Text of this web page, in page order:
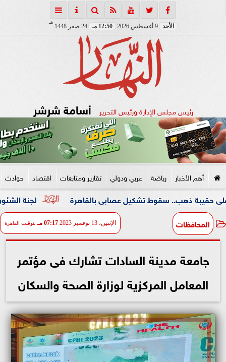
الأحد 12:50 مـ 24 صفر 1448
هـ
رئيس مجلس الإدارة ورئيس التحرير أسامة شرشر
أهم الأخبار رياضة عربي ودولي تقارير ومتابعات اقتصاد حوادث
لجنة الشئون ذهب.. سقوط تشكيل عصابى بالقاهرة
المحافظات الإثنين، 13 نوفمبر 2023 07:17 مـ بتوقيت القاهرة
جامعة مدينة السادات تشارك فى مؤتمر
المعامل المركزية لوزارة الصحة والسكان